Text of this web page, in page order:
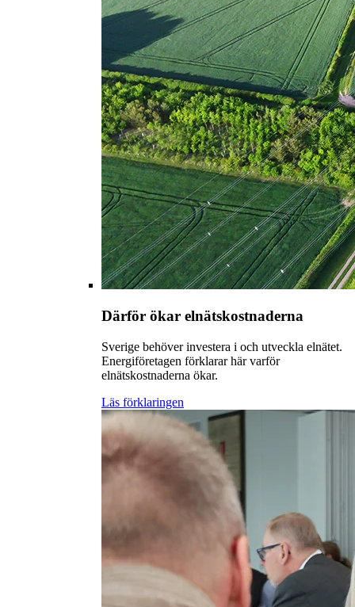
Därför ökar elnätskostnaderna
Sverige behöver investera i och utveckla elnätet.
Energiföretagen förklarar här varför
elnätskostnaderna ökar.
Läs förklaringen